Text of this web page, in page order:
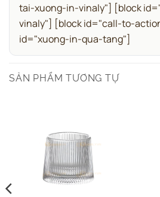
tai-xuong-in-vinaly"] [block
vinaly"] [block id="call-to-
id="xuong-in-qua-tang"]
SẢN PHẨM TƯƠNG TỰ